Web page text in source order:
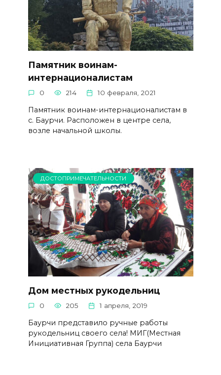
Памятник воинам-
интернационалистам
0 214 10 февраля, 2021
Памятник воинам-интернационалистам в
с. Баурчи. Расположен в центре села,
возле начальной школы.
ДОСТОПРИМЕЧАТЕЛЬНОСТИ
Дом местных рукодельниц
0 205 1 апреля, 2019
Баурчи представило ручные работы
рукодельниц своего села! МИГ(Местная
Инициативная Группа) села Баурчи